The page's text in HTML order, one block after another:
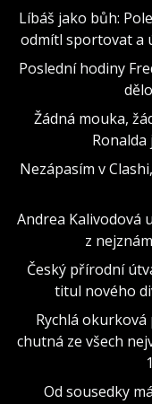
Líbáš jako bůh:
odmítl sportovat a
Poslední hodiny
Žádná mouka,
Nezápasím v
Andrea Kalivodová
z
Český přírodní
titul nového
Rychlá
chutná ze všech
Od sousedky